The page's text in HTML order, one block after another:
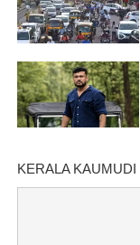
KERALA KAUMUDI